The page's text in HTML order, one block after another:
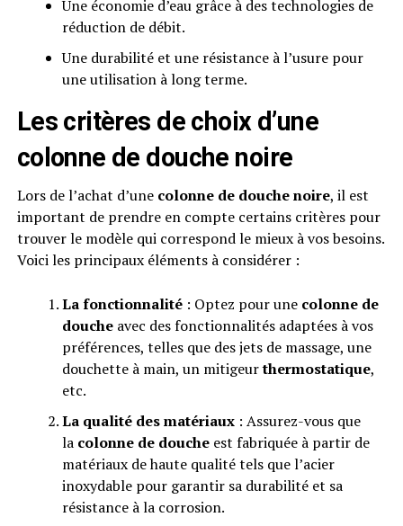
Une économie d’eau grâce à des technologies de
réduction de débit.
Une durabilité et une résistance à l’usure pour
une utilisation à long terme.
Les critères de choix d’une
colonne de douche noire
Lors de l’achat d’une colonne de douche noire, il est
important de prendre en compte certains critères pour
trouver le modèle qui correspond le mieux à vos besoins.
Voici les principaux éléments à considérer :
La fonctionnalité: Optez pour une colonne de
doucheavec des fonctionnalités adaptées à vos
préférences, telles que des jets de massage, une
douchette à main, un mitigeurthermostatique,
etc.
La qualité des matériaux: Assurez-vous que
la colonne de doucheest fabriquée à partir de
matériaux de haute qualité tels que l’acier
inoxydable pour garantir sa durabilité et sa
résistance à la corrosion.